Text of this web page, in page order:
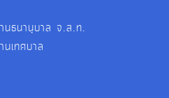
นธนานุบาล จ.ส.ท.
เทศบาล